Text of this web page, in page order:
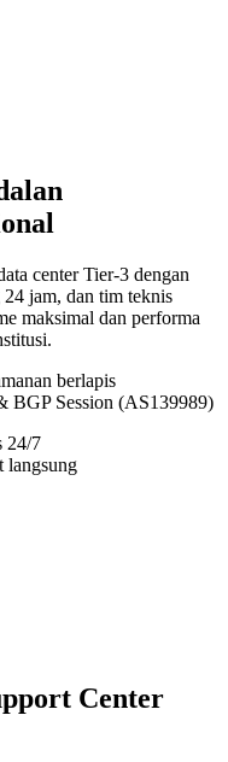
center Tier-3 dengan
jam, dan tim teknis
maksimal dan performa
berlapis
BGP Session (AS139989)
24/7
langsung
Center